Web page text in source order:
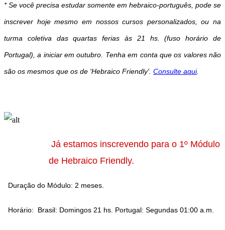
* Se você precisa estudar somente em hebraico-português, pode se
inscrever hoje mesmo em nossos cursos personalizados, ou na
turma coletiva das quartas ferias às 21 hs. (fuso horário de
Portugal),a iniciar em outubro . Tenha em conta que os valores não
são os mesmos que os de 'Hebraico Friendly'. Consulte aqui.
Já estamos inscrevendo para o 1º Módulo
de Hebraico Friendly.
Duração do Módulo: 2 meses.
Horário: Brasil: Domingos 21 hs. Portugal: Segundas 01:00 a.m.